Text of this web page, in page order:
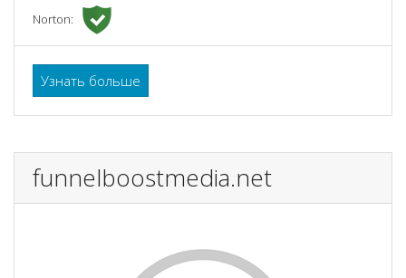
Norton:
Узнать больше
funnelboostmedia.net